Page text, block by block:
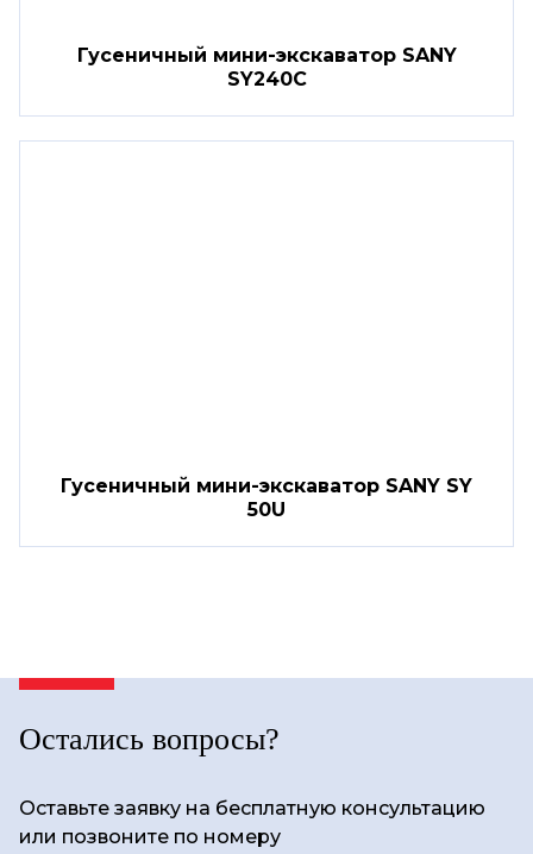
Гусеничный мини-экскаватор SANY
SY240C
Гусеничный мини-экскаватор SANY SY
50U
Остались вопросы?
Оставьте заявку на бесплатную консультацию
или позвоните по номеру